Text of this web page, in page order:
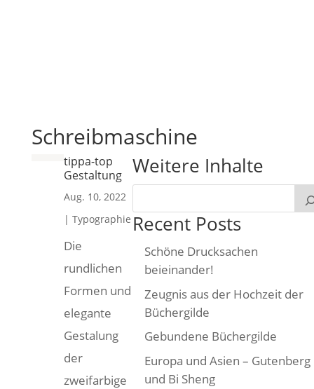
Schreibmaschine
tippa-top
Gestaltung
Aug. 10, 2022
| Typographie
Die
rundlichen
Formen und
elegante
Gestalung
der
zweifarbige
Weitere Inhalte
Recent Posts
Schöne Drucksachen
beieinander!
Zeugnis aus der Hochzeit der
Büchergilde
Gebundene Büchergilde
Europa und Asien – Gutenberg
und Bi Sheng